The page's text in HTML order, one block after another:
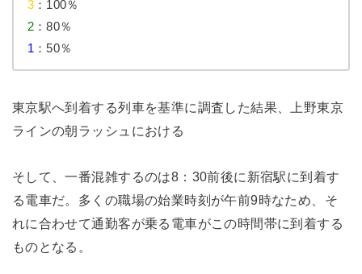
3：100％
2：80％
1：50％
東京駅へ到着する列車を基準に調査した結果、上野東京
ラインの朝ラッシュにおける
そして、一番混雑するのは8：30前後に新宿駅に到着す
る電車だ。多くの職場の始業時刻が午前9時なため、そ
れに合わせて通勤客が乗る電車がこの時間帯に到着する
ものとなる。